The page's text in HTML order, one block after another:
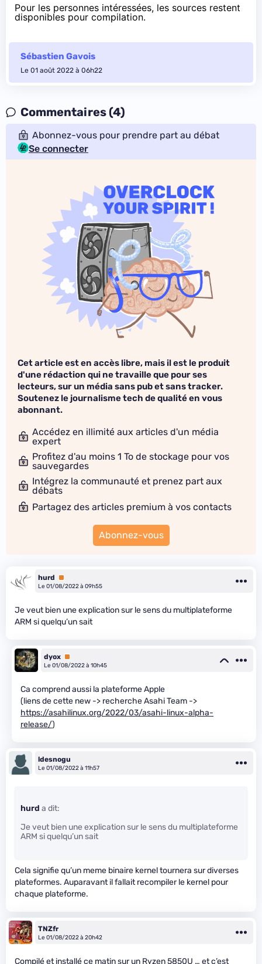
Pour les personnes intéressées, les sources restent
disponibles pour compilation.
Sébastien Gavois
Le 01 août 2022 à 06h22
Commentaires (4)
Abonnez-vous pour prendre part au débat
Se connecter
Cet article est en accès libre, mais il est le produit
d'une rédaction qui ne travaille que pour ses
lecteurs, sur un média sans pub et sans tracker.
Soutenez le journalisme tech de qualité en vous
abonnant.
Accédez en illimité aux articles d'un média
expert
Profitez d'au moins 1 To de stockage pour vos
sauvegardes
Intégrez la communauté et prenez part aux
débats
Partagez des articles premium à vos contacts
Abonnez-vous
hurd
Premium
Le 01/08/2022 à 09h55
Je veut bien une explication sur le sens du multiplateforme
ARM si quelqu’un sait
dyox Premium
Le 01/08/2022 à 10h45
Ca comprend aussi la plateforme Apple
(liens de cette new -> recherche Asahi Team ->
https://asahilinux.org/2022/03/asahi-linux-alpha-
release/)
ldesnogu
Le 01/08/2022 à 11h57
hurd a dit:
Je veut bien une explication sur le sens du multiplateforme
ARM si quelqu’un sait
Cela signifie qu’un meme binaire kernel tournera sur diverses
plateformes. Auparavant il fallait recompiler le kernel pour
chaque plateforme.
TNZfr
Le 01/08/2022 à 20h42
Compilé et installé ce matin sur un Ryzen 5850U … et c’est